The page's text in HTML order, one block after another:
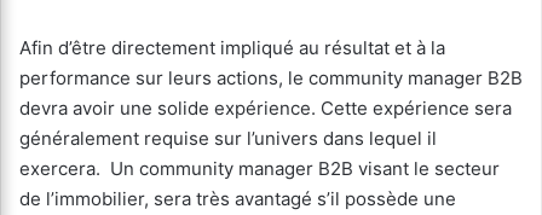
Afin d’être directement impliqué au résultat et à la
performance sur leurs actions, le community manager B2B
devra avoir une solide expérience. Cette expérience sera
généralement requise sur l’univers dans lequel il
exercera. Un community manager B2B visant le secteur
de l’immobilier, sera très avantagé s’il possède une